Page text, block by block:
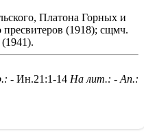
Платона Горных и
пресвитеров (1918); сщмч.
- Ин.21:1-14 На лит.: - Ап.: